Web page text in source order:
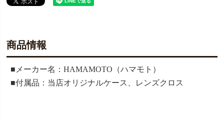
商品情報
■メーカー名：HAMAMOTO（ハマモト）
■付属品：当店オリジナルケース、レンズクロス